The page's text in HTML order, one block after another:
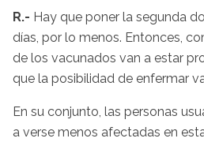
R.- Hay que poner la segunda
días, por lo menos. Entonces,
de los vacunados van a estar
que la posibilidad de enfermar
En su conjunto, las personas
a verse menos afectadas en